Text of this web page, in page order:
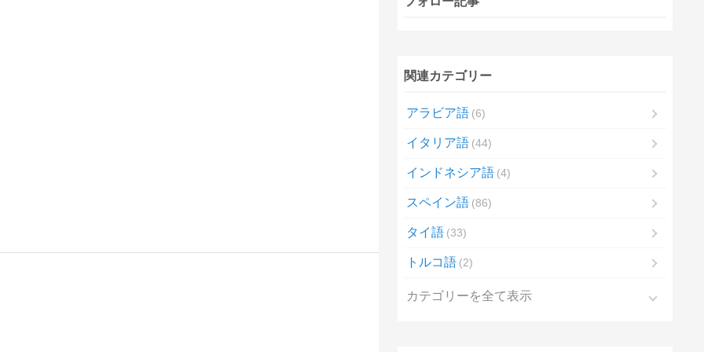
関連カテゴリー
アラビア語 6
イタリア語 44
インドネシア語 4
スペイン語 86
タイ語 33
トルコ語 2
カテゴリーを全て表示